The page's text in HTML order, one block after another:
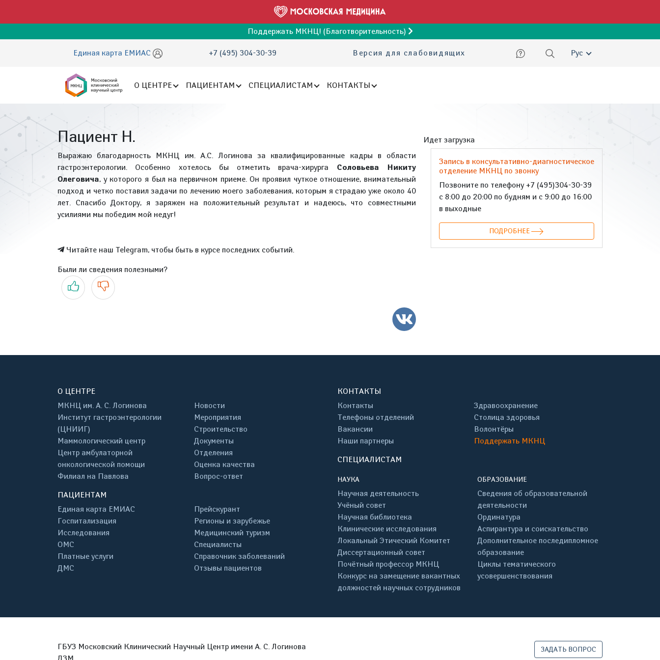
Поддержать МКНЦ! (Благотворительность)
Единая карта ЕМИАС +7 (495) 304-30-39 Версия для слабовидящих Русский
О ЦЕНТРЕ ПАЦИЕНТАМ СПЕЦИАЛИСТАМ КОНТАКТЫ
Пациент Н.
Выражаю благодарность МКНЦ им. А.С. Логинова за квалифицированные кадры в области
гастроэнтерологии. Особенно хотелось бы отметить врача-хирурга Соловьева Никиту
Олеговича, у которого я был на первичном приеме. Он проявил чуткое отношение, внимательный
подход и четко поставил задачи по лечению моего заболевания, которым я страдаю уже около 40
лет. Спасибо Доктору, я заряжен на положительный результат и надеюсь, что совместными
усилиями мы победим мой недуг!
Читайте наш Telegram, чтобы быть в курсе последних событий.
Были ли сведения полезными?
Да Нет
ВКонтакте
Идет загрузка
Запись в консультативно-диагностическое
отделение МКНЦ по звонку
Позвоните по телефону +7 (495)304-30-39
с 8:00 до 20:00 по будням и с 9:00 до 16:00
в выходные
ПОДРОБНЕЕ
О ЦЕНТРЕ
МКНЦ им. А. С. Логинова
Институт гастроэнтерологии
(ЦНИИГ)
Маммологический центр
Центр амбулаторной
онкологической помощи
Филиал на Павлова
Новости
Мероприятия
Строительство
Документы
Отделения
Оценка качества
Вопрос-ответ
ПАЦИЕНТАМ
Единая карта ЕМИАС
Госпитализация
Исследования
ОМС
Платные услуги
ДМС
Прейскурант
Регионы и зарубежье
Медицинский туризм
Специалисты
Справочник заболеваний
Отзывы пациентов
КОНТАКТЫ
Контакты
Телефоны отделений
Вакансии
Наши партнеры
Здравоохранение
Столица здоровья
Волонтёры
Поддержать МКНЦ
СПЕЦИАЛИСТАМ
НАУКА
Научная деятельность
Учёный совет
Научная библиотека
Клинические исследования
Локальный Этический Комитет
Диссертационный совет
Почётный профессор МКНЦ
Конкурс на замещение вакантных
должностей научных сотрудников
ОБРАЗОВАНИЕ
Сведения об образовательной
деятельности
Ординатура
Аспирантура и соискательство
Дополнительное последипломное
образование
Циклы тематического
усовершенствования
ГБУЗ Московский Клинический Научный Центр имени А. С. Логинова
ЗАДАТЬ ВОПРОС